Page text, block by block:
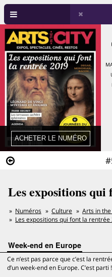
Les expositions
Numéros Culture
Arts in
Les expositions qui font la rentrée
Week-end en Europe
Ce n’est pas parce que c’est la
d’un week-end en Europe. C’est parti !